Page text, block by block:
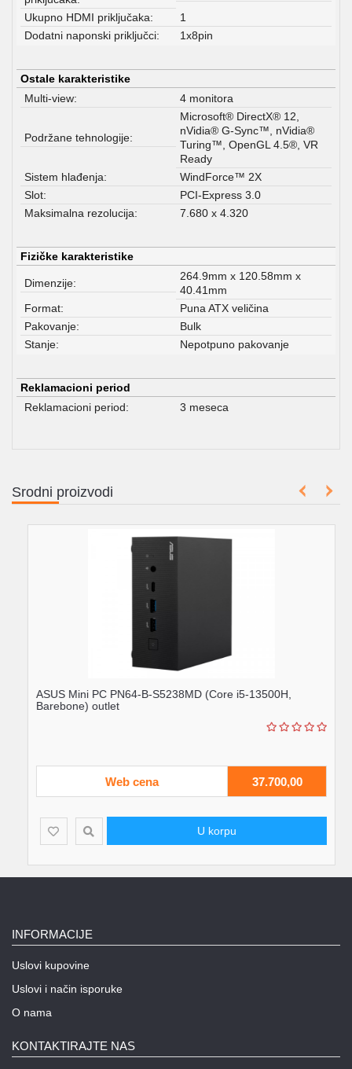
Ukupno HDMI priključaka:
1
Dodatni naponski priključci:
1x8pin
Ostale karakteristike
Multi-view:
4 monitora
Podržane tehnologije:
Microsoft® DirectX® 12,
nVidia® G-Sync™, nVidia®
Turing™, OpenGL 4.5®, VR
Ready
Sistem hlađenja:
WindForce™ 2X
Slot:
PCI-Express 3.0
Maksimalna rezolucija:
7.680 x 4.320
Fizičke karakteristike
Dimenzije:
264.9mm x 120.58mm x
40.41mm
Format:
Puna ATX veličina
Pakovanje:
Bulk
Stanje:
Nepotpuno pakovanje
Reklamacioni period
Reklamacioni period:
3 meseca
Srodni proizvodi
ASUS Mini PC PN64-B-S5238MD (Core i5-13500H,
Barebone) outlet
Web cena 37.700,00
U korpu
INFORMACIJE
Uslovi kupovine
Uslovi i način isporuke
O nama
KONTAKTIRAJTE NAS